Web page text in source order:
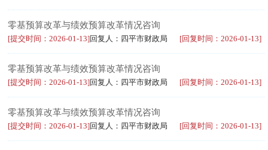
零基预算改革与绩效预算改革情况咨询
[提交时间：2026-01-13]回复人：四平市财政局 [回复时间：2026-01-13]
零基预算改革与绩效预算改革情况咨询
[提交时间：2026-01-13]回复人：四平市财政局 [回复时间：2026-01-13]
零基预算改革与绩效预算改革情况咨询
[提交时间：2026-01-13]回复人：四平市财政局 [回复时间：2026-01-13]